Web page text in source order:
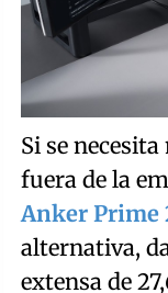
Si se
fuera de la
Anker Prime
alternativa,
extensa de